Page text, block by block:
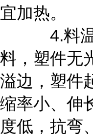
宜加热。
4.料温
料，塑件无
溢边，塑件
缩率小、伸
度低，抗弯